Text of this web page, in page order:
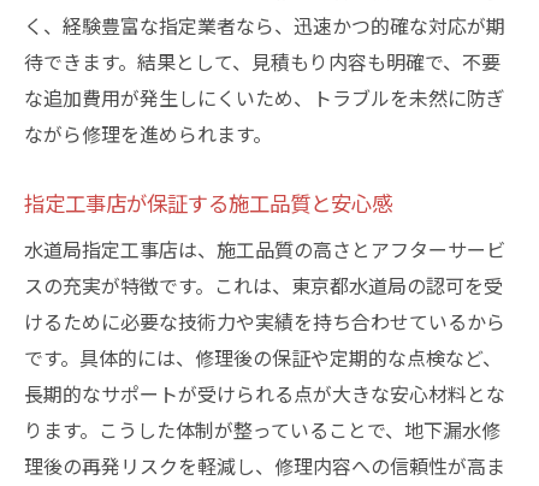
く、経験豊富な指定業者なら、迅速かつ的確な対応が期
待できます。結果として、見積もり内容も明確で、不要
な追加費用が発生しにくいため、トラブルを未然に防ぎ
ながら修理を進められます。
指定工事店が保証する施工品質と安心感
水道局指定工事店は、施工品質の高さとアフターサービ
スの充実が特徴です。これは、東京都水道局の認可を受
けるために必要な技術力や実績を持ち合わせているから
です。具体的には、修理後の保証や定期的な点検など、
長期的なサポートが受けられる点が大きな安心材料とな
ります。こうした体制が整っていることで、地下漏水修
理後の再発リスクを軽減し、修理内容への信頼性が高ま